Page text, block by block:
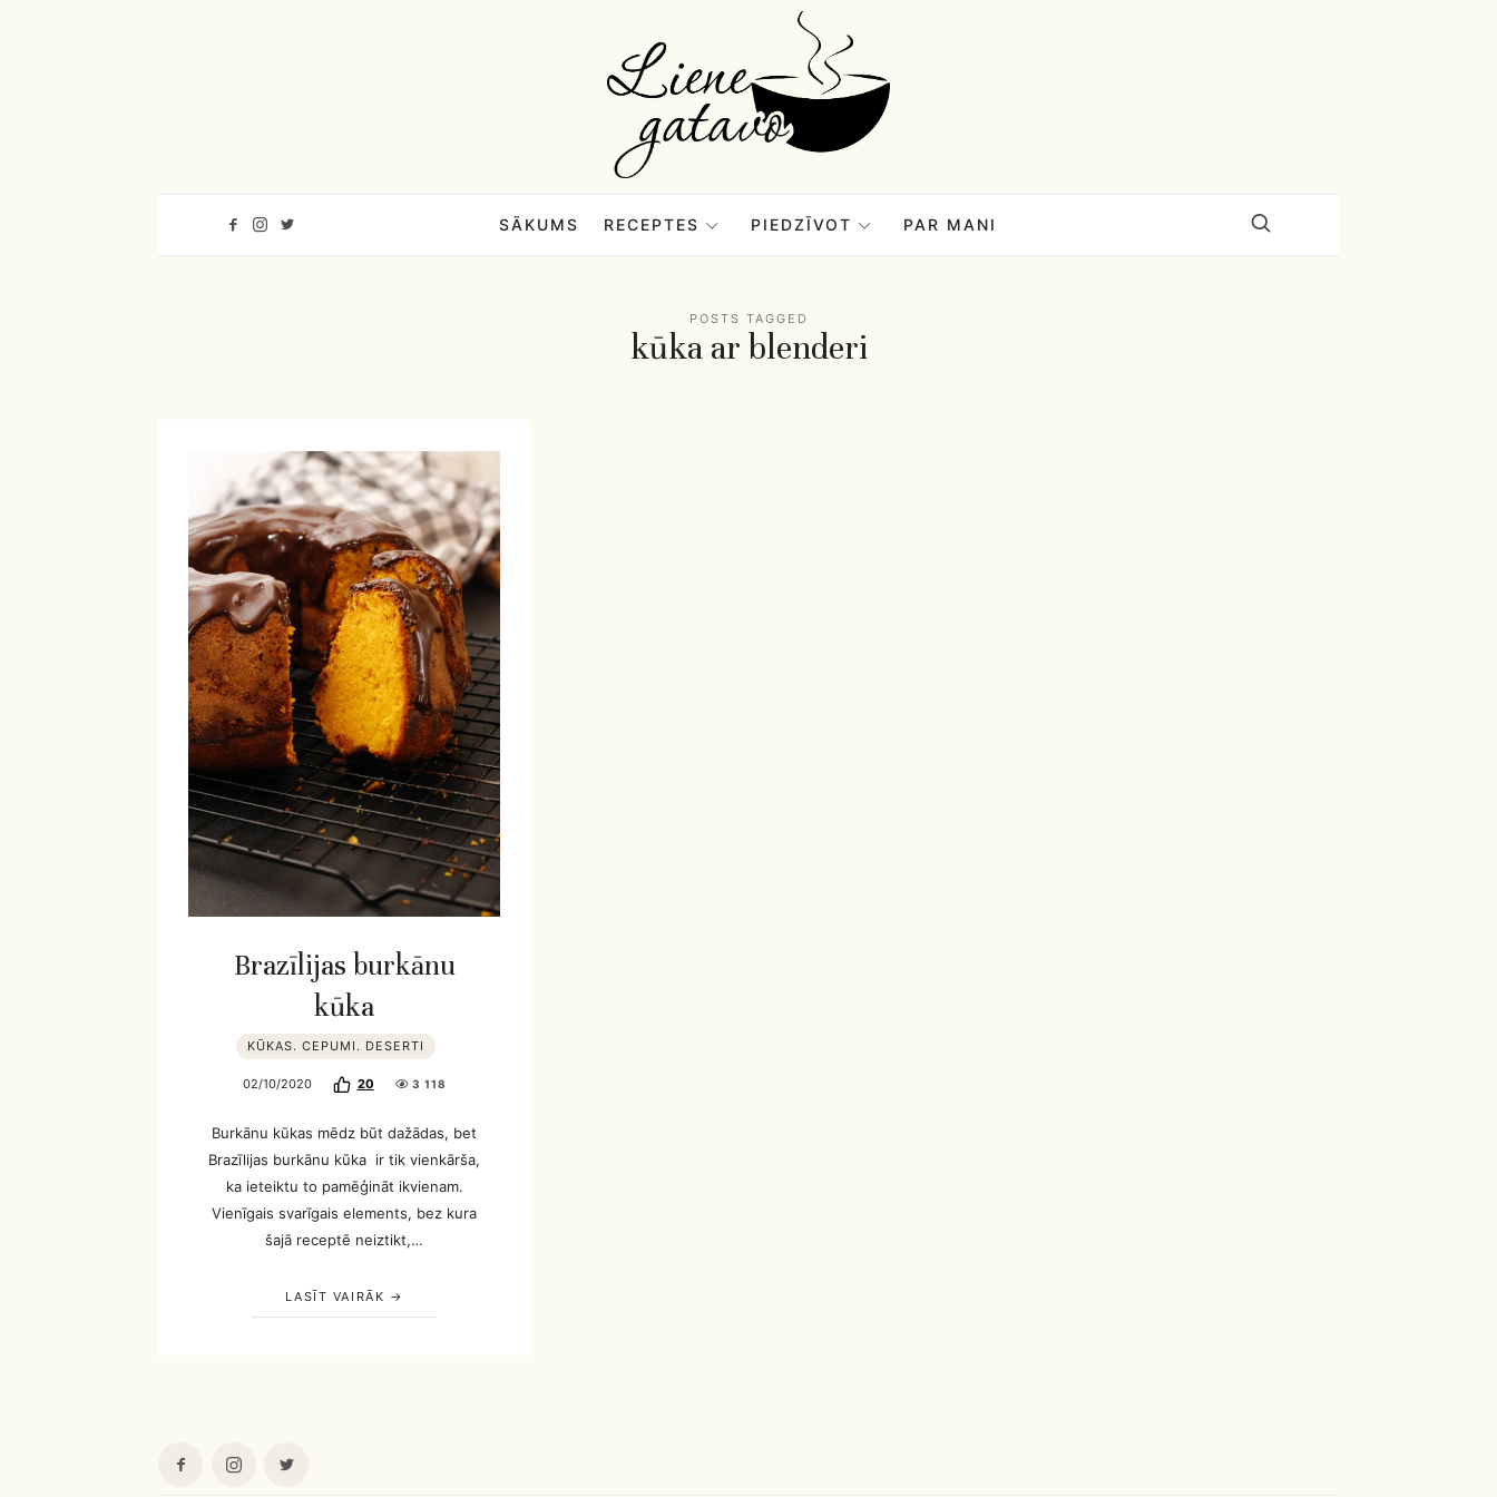
Liene
Gatavo
–
Mana
SĀKUMS RECEPTES PIEDZĪVOT PAR MANI
POSTS TAGGED
kūka ar blenderi
Brazīlijas burkānu
kūka
KŪKAS. CEPUMI. DESERTI
02/10/2020 20 3 118
Burkānu kūkas mēdz būt dažādas, bet
Brazīlijas burkānu kūka ir tik vienkārša,
ka ieteiktu to pamēģināt ikvienam.
Vienīgais svarīgais elements, bez kura
šajā receptē neiztikt,…
LASĪT VAIRĀK